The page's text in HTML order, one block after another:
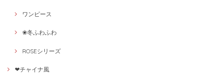
ワンピース
❀冬ふわふわ
ROSEシリーズ
❤チャイナ風